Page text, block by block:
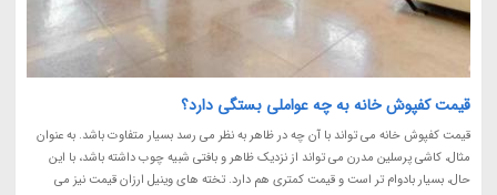
قیمت کفپوش خانه به چه عواملی بستگی دارد؟
قیمت کفپوش خانه می تواند با آن چه در ظاهر به نظر می رسد بسیار متفاوت باشد. به عنوان
مثال، کاشی پرسلین مدرن می تواند از نزدیک ظاهر و بافتی شبیه چوب داشته باشد، با این
حال، بسیار بادوام تر است و قیمت کمتری هم دارد. تخته های وینیل ارزان قیمت نیز می